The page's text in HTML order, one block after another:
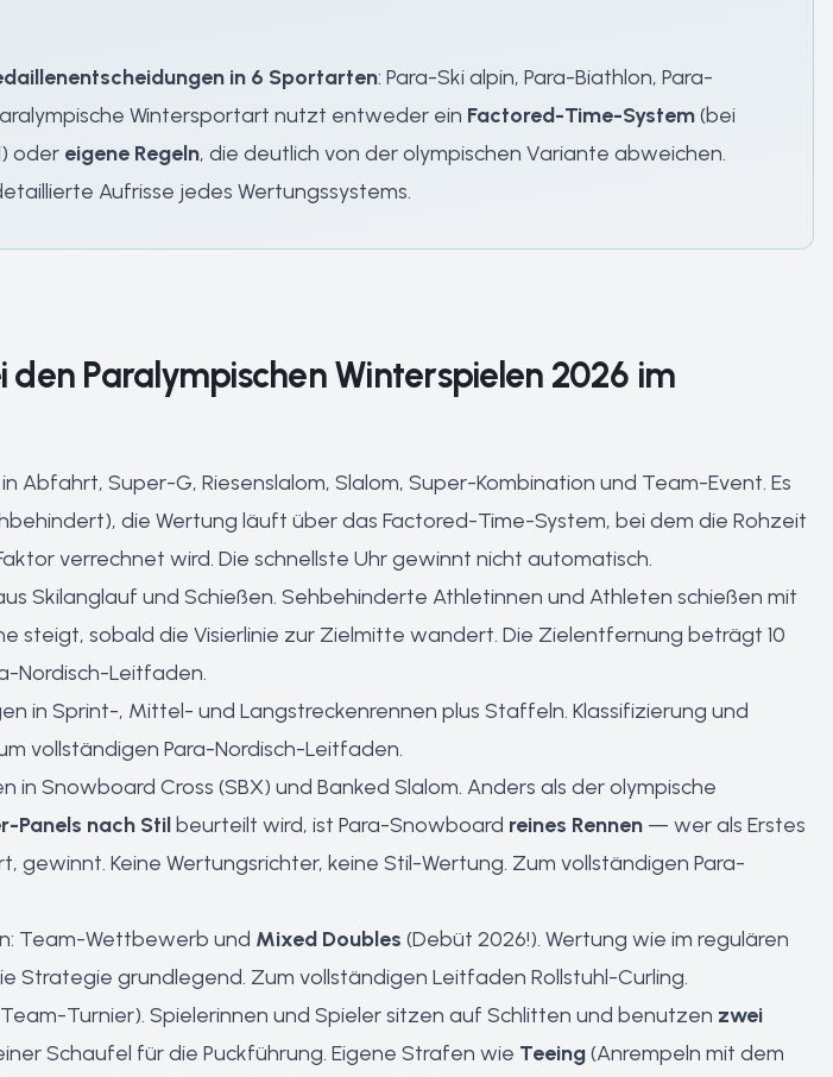
in 6 Sportarten: Para-Ski alpin, Para-Biathlon, Para-
Wintersportart nutzt entweder ein Factored-Time-System(bei
oder eigene Regeln, die deutlich von der olympischen Variante abweichen.
Aufrisse jedes Wertungssystems.
Paralympischen Winterspielen 2026 im
Abfahrt, Super-G, Riesenslalom, Slalom, Super-Kombination und Team-Event. Es
die Wertung läuft über das Factored-Time-System, bei dem die Rohzeit
verrechnet wird. Die schnellste Uhr gewinnt nicht automatisch.
Skilanglauf und Schießen. Sehbehinderte Athletinnen und Athleten schießen mit
steigt, sobald die Visierlinie zur Zielmitte wandert. Die Zielentfernung beträgt 10
Nordisch-Leitfaden.
in Sprint-, Mittel- und Langstreckenrennen plus Staffeln. Klassifizierung und
vollständigen Para-Nordisch-Leitfaden.
Snowboard Cross (SBX) und Banked Slalom. Anders als der olympische
Panels nach Stil beurteilt wird, ist Para-Snowboard reines Rennen — wer als Erstes
Keine Wertungsrichter, keine Stil-Wertung. Zum vollständigen Para-
Team-Wettbewerb und Mixed Doubles (Debüt 2026!). Wertung wie im regulären
Strategie grundlegend. Zum vollständigen Leitfaden Rollstuhl-Curling.
Turnier). Spielerinnen und Spieler sitzen auf Schlitten und benutzen zwei
Schaufel für die Puckführung. Eigene Strafen wie Teeing(Anrempeln mit dem